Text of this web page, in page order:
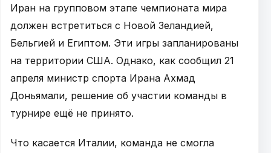
Иран на групповом этапе чемпионата мира
должен встретиться с Новой Зеландией,
Бельгией и Египтом. Эти игры запланированы
на территории США. Однако, как сообщил 21
апреля министр спорта Ирана Ахмад
Доньямали, решение об участии команды в
турнире ещё не принято.
Что касается Италии, команда не смогла